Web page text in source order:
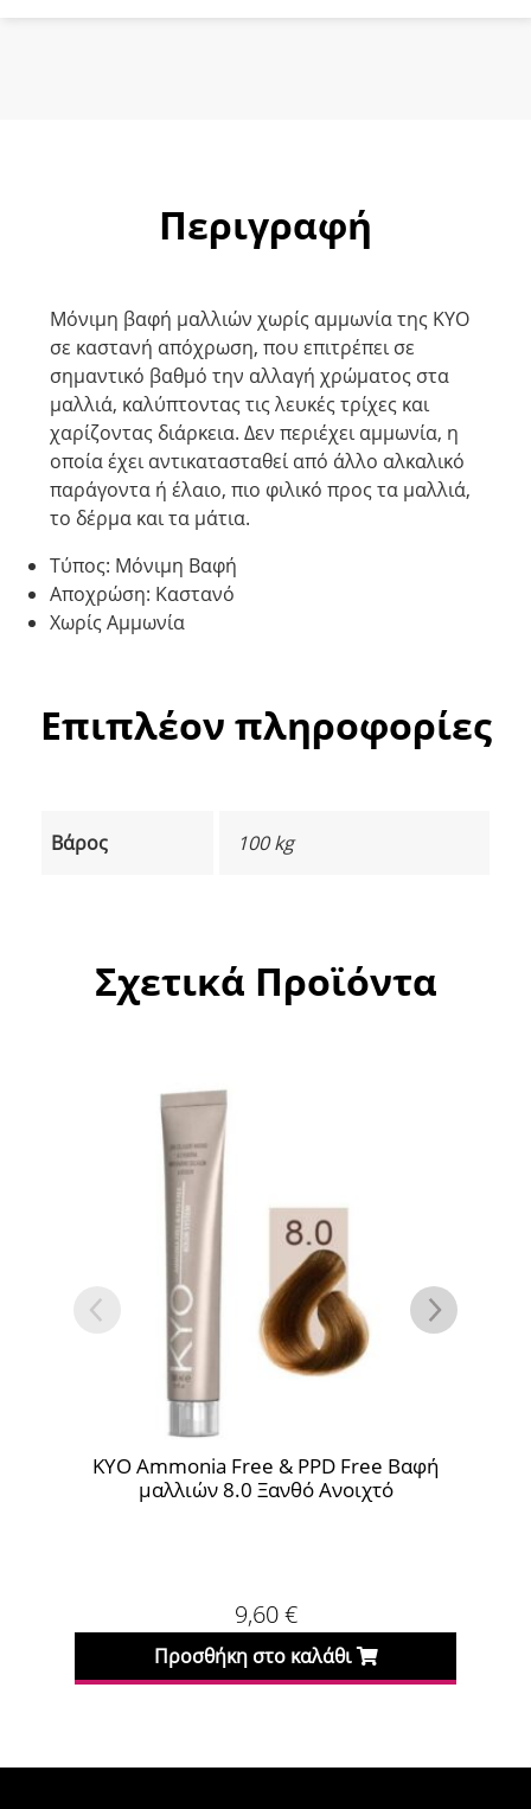
Περιγραφή
Μόνιμη βαφή μαλλιών χωρίς αμμωνία της KYO
σε καστανή απόχρωση, που επιτρέπει σε
σημαντικό βαθμό την αλλαγή χρώματος στα
μαλλιά, καλύπτοντας τις λευκές τρίχες και
χαρίζοντας διάρκεια. Δεν περιέχει αµµωνία, η
οποία έχει αντικατασταθεί από άλλο αλκαλικό
παράγοντα ή έλαιο, πιο φιλικό προς τα μαλλιά,
το δέρμα και τα μάτια.
Τύπος: Μόνιμη Βαφή
Αποχρώση: Καστανό
Χωρίς Αμμωνία
Επιπλέον πληροφορίες
Βάρος 100 kg
Σχετικά Προϊόντα
Ammonia Free & PPD Free Βαφή
μαλλιών 8.0 Ξανθό Ανοιχτό
Προσθήκη στο καλάθι
KYO Ammonia
μαλλιών 6.23